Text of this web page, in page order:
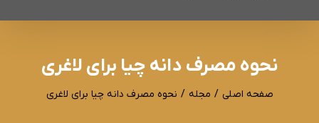
نحوه مصرف دانه چیا برای لاغری
صفحه اصلی / مجله / نحوه مصرف دانه چیا برای لاغری